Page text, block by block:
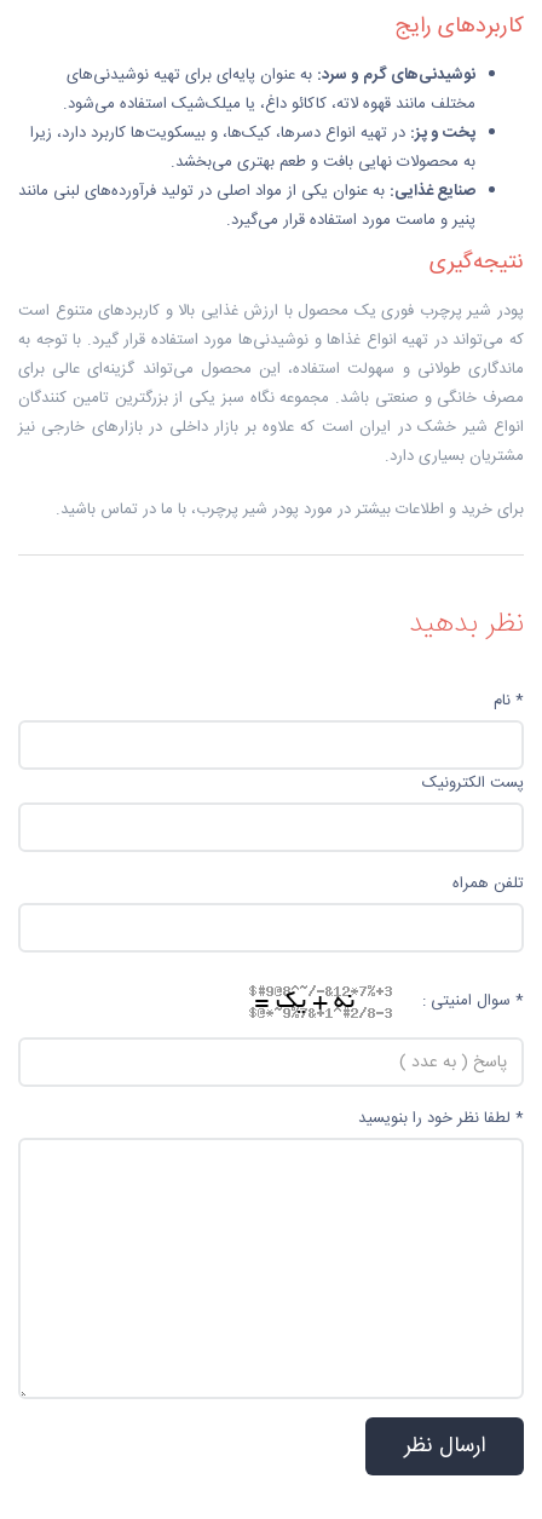
کاربردهای رایج
نوشیدنی‌های گرم و سرد: به عنوان پایه‌ای برای تهیه نوشیدنی‌های
مختلف مانند قهوه لاته، کاکائو داغ، یا میلک‌شیک استفاده می‌شود.
پخت و پز: در تهیه انواع دسرها، کیک‌ها، و بیسکویت‌ها کاربرد دارد، زیرا
به محصولات نهایی بافت و طعم بهتری می‌بخشد.
صنایع غذایی: به عنوان یکی از مواد اصلی در تولید فرآورده‌های لبنی مانند
پنیر و ماست مورد استفاده قرار می‌گیرد.
نتیجه‌گیری
پودر شیر پرچرب فوری یک محصول با ارزش غذایی بالا و کاربردهای متنوع است
که می‌تواند در تهیه انواع غذاها و نوشیدنی‌ها مورد استفاده قرار گیرد. با توجه به
ماندگاری طولانی و سهولت استفاده، این محصول می‌تواند گزینه‌ای عالی برای
مصرف خانگی و صنعتی باشد. مجموعه نگاه سبز یکی از بزرگترین تامین کنندگان
انواع شیر خشک در ایران است که علاوه بر بازار داخلی در بازارهای خارجی نیز
مشتریان بسیاری دارد.
برای خرید و اطلاعات بیشتر در مورد پودر شیر پرچرب، با ما در تماس باشید.
نظر بدهید
* نام
پست الکترونیک
تلفن همراه
* سوال امنیتی :
* لطفا نظر خود را بنویسید